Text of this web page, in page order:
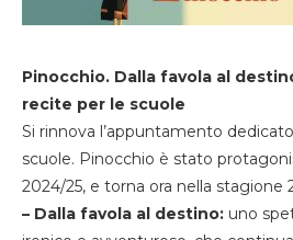
Pinocchio. Dalla favola al
recite per le scuole
Si rinnova l’appuntamento
scuole. Pinocchio è stato
2024/25, e torna ora nella stagione
– Dalla favola al destino: uno